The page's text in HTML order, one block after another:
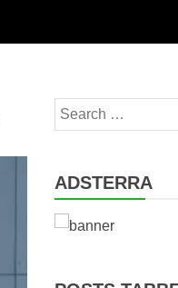
Search
for:
ADSTERRA